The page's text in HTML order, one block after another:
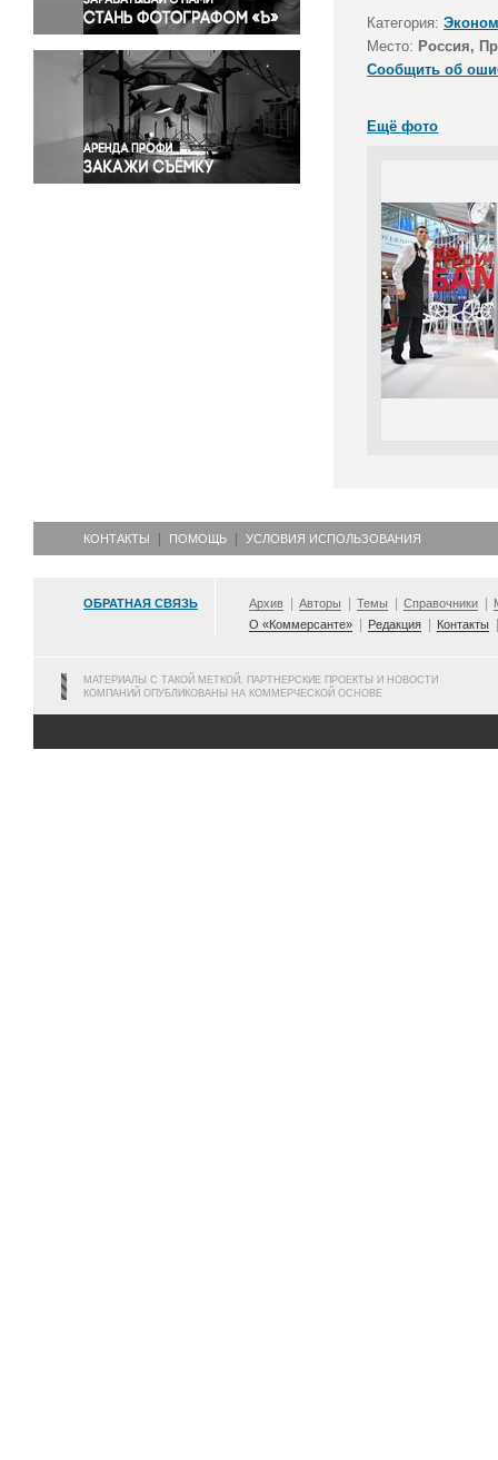
Религия
Светская жизнь
Спорт
Экология
Экономика и бизнес
Категория:
Место: Россия,
Сообщить об
Ещё фото
КОНТАКТЫ ПОМОЩЬ УСЛОВИЯ ИСПОЛЬЗОВАНИЯ
ОБРАТНАЯ СВЯЗЬ Архив Авторы Темы Справочники
О «Коммерсанте»
Редакция Контакты
МАТЕРИАЛЫ С ТАКОЙ МЕТКОЙ, ПАРТНЕРСКИЕ ПРОЕКТЫ И НОВОСТИ
КОМПАНИЙ ОПУБЛИКОВАНЫ НА КОММЕРЧЕСКОЙ ОСНОВЕ